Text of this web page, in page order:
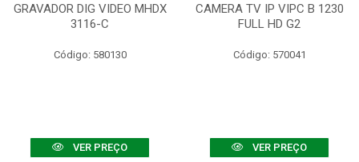
GRAVADOR DIG VIDEO MHDX
3116-C
Código: 580130
VER PREÇO
CAMERA TV IP VIPC B 1230
FULL HD G2
Código: 570041
VER PREÇO